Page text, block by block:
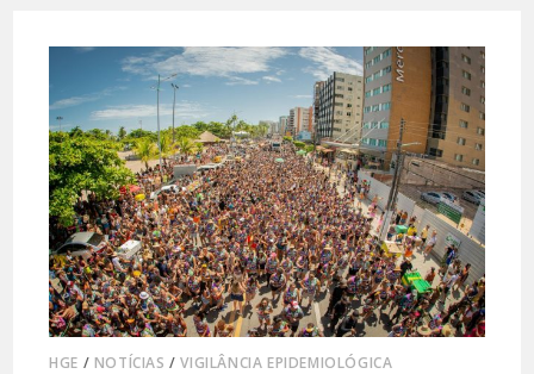
HGE / NOTÍCIAS /VIGILÂNCIA EPIDEMIOLÓGICA